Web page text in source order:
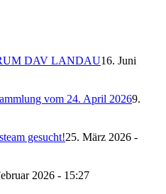
DAV LANDAU16. Juni
vom 24. April 20269.
gesucht!25. März 2026 -
2026 - 15:27